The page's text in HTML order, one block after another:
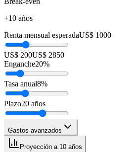
+10 años
Renta mensual esperadaUS$ 1000
US$ 200US$ 2850
Enganche20%
Tasa anual8%
Plazo20 años
Gastos avanzados
Proyección a 10 años